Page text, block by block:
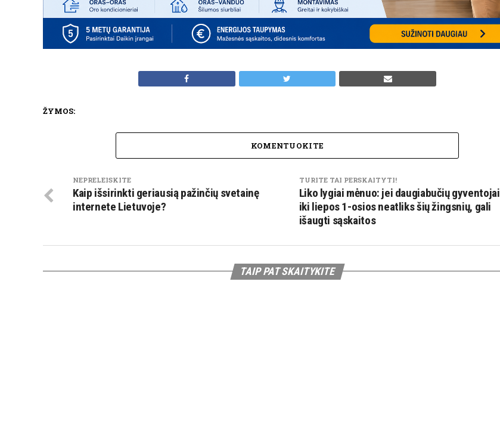
ŽYMOS:
KOMENTUOKITE
TURITE TAI PERSKAITYTI!
Liko lygiai mėnuo: jei daugiabučių gyventojai
iki liepos 1-osios neatliks šių žingsnių, gali
išaugti sąskaitos
NEPRELEISKITE
Kaip išsirinkti geriausią pažinčių svetainę
internete Lietuvoje?
TAIP PAT SKAITYKITE